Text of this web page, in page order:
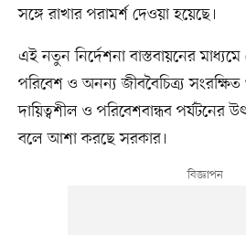
সঙ্গে রাখার পরামর্শ দেওয়া হয়েছে।
এই নতুন নির্দেশনা বাস্তবায়নের মাধ্যমে
পরিবেশ ও অনন্য জীববৈচিত্র্য সংরক্ষিত
দায়িত্বশীল ও পরিবেশবান্ধব পর্যটনের
বলে আশা করছে সরকার।